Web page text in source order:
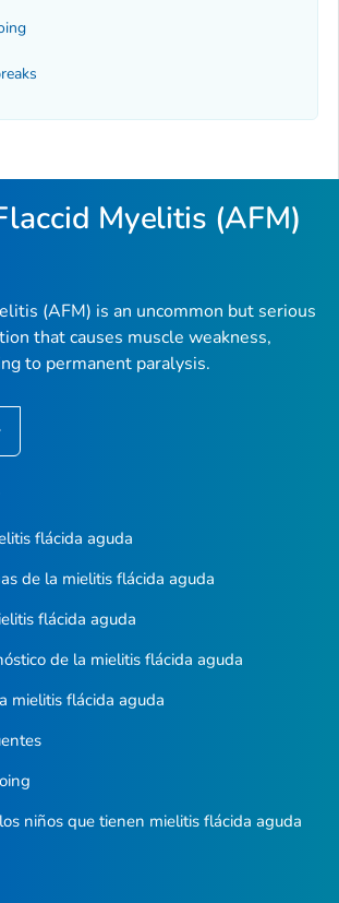
Myelitis (AFM)
(AFM) is an uncommon but serious
that causes muscle weakness,
to permanent paralysis.
flácida aguda
de la mielitis flácida aguda
flácida aguda
de la mielitis flácida aguda
mielitis flácida aguda
niños que tienen mielitis flácida aguda